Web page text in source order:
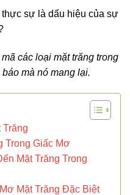
thực sự là dấu hiệu của sự
các loại mặt trăng trong
mà nó mang lại.
Trăng
Trong Giấc Mơ
Mặt Trăng Trong
Mặt Trăng Đặc Biệt